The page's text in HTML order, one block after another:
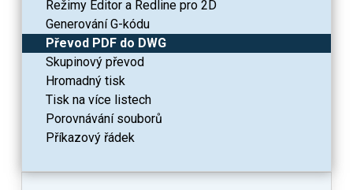
Režimy Editor a Redline pro 2D
Generování G-kódu
Převod PDF do DWG
Skupinový převod
Hromadný tisk
Tisk na více listech
Porovnávání souborů
Příkazový řádek